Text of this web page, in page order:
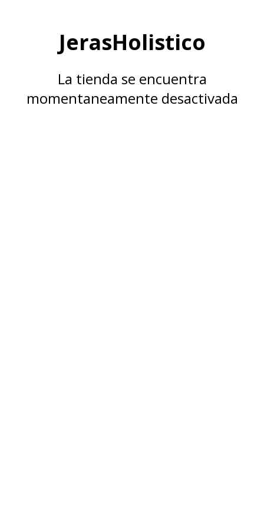
JerasHolistico
La tienda se encuentra
momentaneamente desactivada